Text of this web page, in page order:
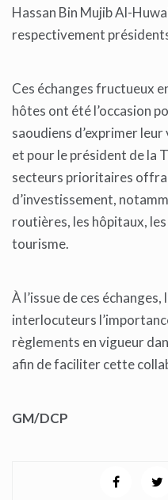
Hassan Bin Mujib Al-
respectivement
Ces échanges fructueux
hôtes ont été l’occasion
saoudiens d’exprimer
et pour le président de la
secteurs prioritaires
d’investissement,
routières, les hôpitaux,
tourisme.
À l’issue de ces
interlocuteurs
règlements en vigueur
afin de faciliter cette
GM/DCP